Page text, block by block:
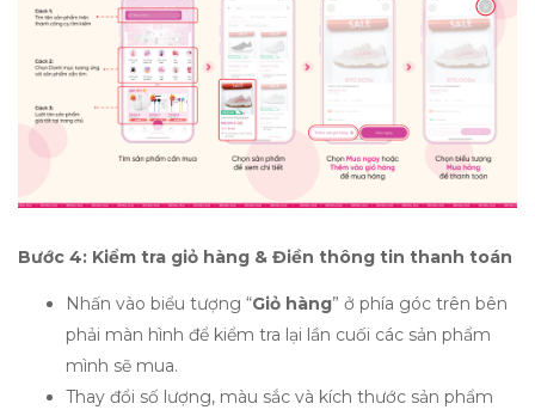
Bước 4: Kiểm tra giỏ hàng & Điền thông tin thanh toán
Nhấn vào biểu tượng “Giỏ hàng” ở phía góc trên bên
phải màn hình để kiểm tra lại lần cuối các sản phẩm
mình sẽ mua.
Thay đổi số lượng, màu sắc và kích thước sản phẩm